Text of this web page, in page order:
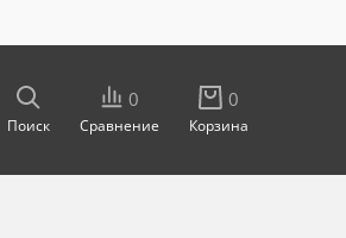
Поиск
0
Сравнение
0
Корзина